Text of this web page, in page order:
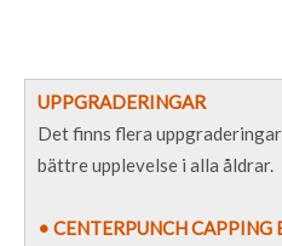
UPPGRADERINGAR
Det finns flera
bättre upplevelse i alla åldrar.
• CENTERPUNCH CAPPING